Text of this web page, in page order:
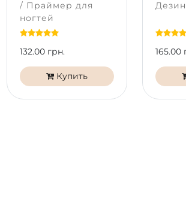
Подготовьте ногтевую пластину
PNB, снимите глянец.
Нанесите вспомогательные
Dehydrator PNB и Bond Control
пластину.
Нанесите базовое покрытие UV/
Universal / HEMA Free Base /
Base PNB тонким слоем.
/ Праймер для
ногтей
132.00 грн.
Купить
165.00